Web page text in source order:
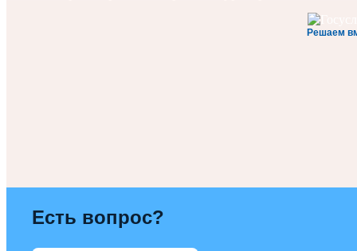
Решаем
Есть вопрос?